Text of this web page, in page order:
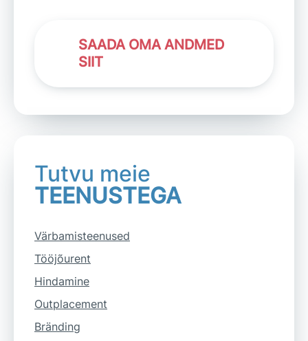
SAADA OMA ANDMED
SIIT
Tutvu meie
TEENUSTEGA
Värbamisteenused
Tööjõurent
Hindamine
Outplacement
Bränding